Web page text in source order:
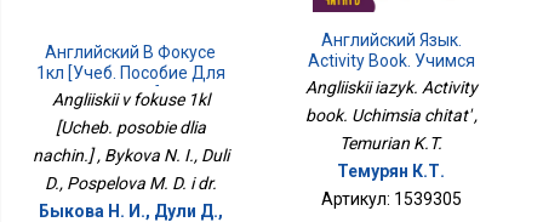
Английский В Фокусе
1кл [Учеб. Пособие Для
Начин.]
Angliiskii v fokuse 1kl
[Ucheb. posobie dlia
nachin.] , Bykova N. I., Duli
D., Pospelova M. D. i dr.
Быкова Н. И., Дули Д.,
Английский Язык.
Activity Book. Учимся
Читать
Angliiskii iazyk. Activity
book. Uchimsia chitat' ,
Temurian K.T.
Темурян К.Т.
Артикул: 1539305